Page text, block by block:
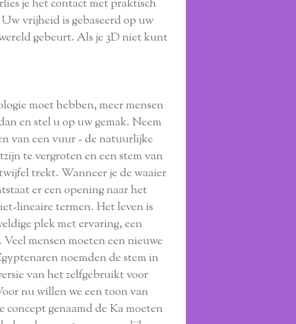
je het contact met praktisch
vrijheid is gebaseerd op uw
gebeurt. Als je 3D niet kunt
moet hebben, meer mensen
en stel u op uw gemak. Neem
van een vuur - de natuurlijke
te vergroten en een stem van
trekt. Wanneer je de waaier
er een opening naar het
lineaire termen. Het leven is
plek met ervaring, een
mensen moeten een nieuwe
noemden de stem in
van het zelfgebruikt voor
nu willen we een toon van
concept genaamd de Ka moeten